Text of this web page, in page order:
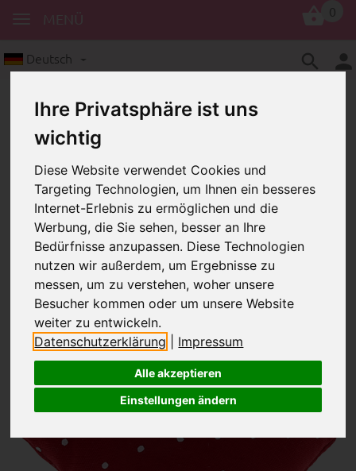
Ihre Privatsphäre ist uns
wichtig
Diese Website verwendet Cookies und
Targeting Technologien, um Ihnen ein besseres
Internet-Erlebnis zu ermöglichen und die
Werbung, die Sie sehen, besser an Ihre
Bedürfnisse anzupassen. Diese Technologien
nutzen wir außerdem, um Ergebnisse zu
messen, um zu verstehen, woher unsere
Besucher kommen oder um unsere Website
weiter zu entwickeln.
Datenschutzerklärung
Impressum
Alle akzeptieren
Einstellungen ändern
Deutsch
Stoffsterne Stoffstern – rot, Punkte
Stoffstern – rot, Punkte